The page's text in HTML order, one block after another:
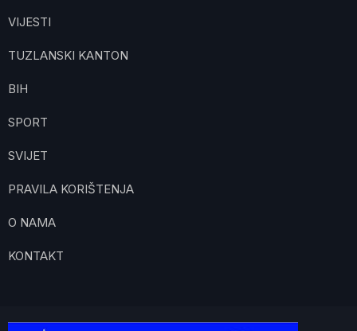
VIJESTI
TUZLANSKI KANTON
BIH
SPORT
SVIJET
PRAVILA KORIŠTENJA
O NAMA
KONTAKT